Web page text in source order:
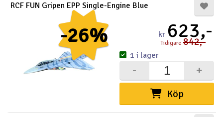
-26%
RCF FUN Gripen EPP Single-Engine Blue
kr 623,-
Tidigare 842,-
Köp
+
-
1 i lager